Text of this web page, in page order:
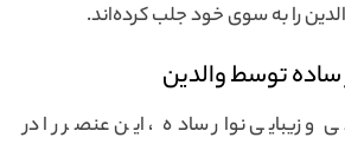
را به سوی خود جلب کرده‌اند.
ساده توسط والدین
و زیبایی نوار ساده ، این عنصر را در